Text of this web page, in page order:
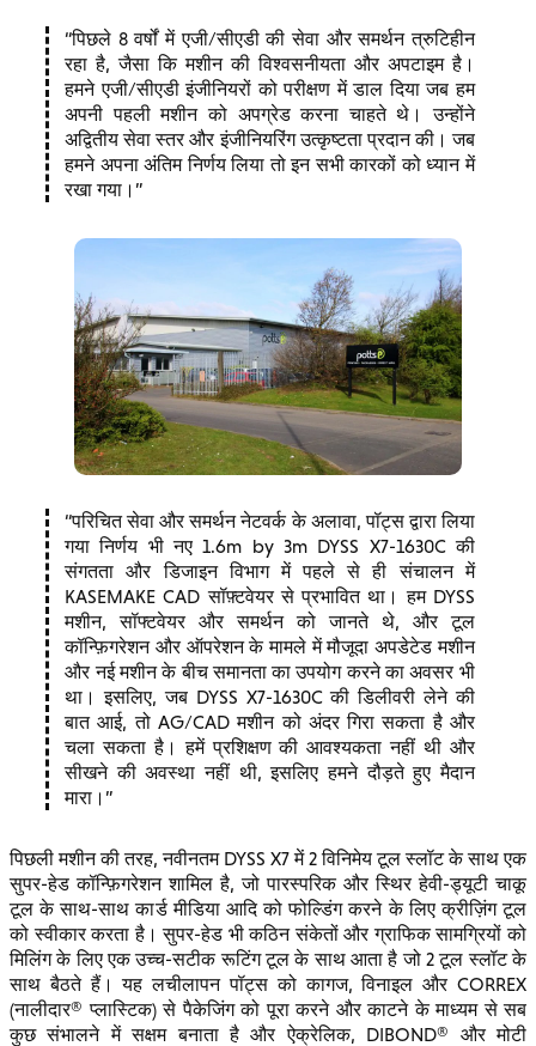
पिछले 8 वर्षों में एजी/सीएडी की सेवा और समर्थन त्रुटिहीन
रहा है, जैसा कि मशीन की विश्वसनीयता और अपटाइम है।
हमने एजी/सीएडी इंजीनियरों को परीक्षण में डाल दिया जब हम
अपनी पहली मशीन को अपग्रेड करना चाहते थे। उन्होंने
अद्वितीय सेवा स्तर और इंजीनियरिंग उत्कृष्टता प्रदान की। जब
हमने अपना अंतिम निर्णय लिया तो इन सभी कारकों को ध्यान में
रखा गया।
परिचित सेवा और समर्थन नेटवर्क के अलावा, पॉट्स द्वारा लिया
गया निर्णय भी नए 1.6m by 3m DYSS X7-1630C की
संगतता और डिजाइन विभाग में पहले से ही संचालन में
KASEMAKE CAD सॉफ़्टवेयर से प्रभावित था। हम DYSS
मशीन, सॉफ्टवेयर और समर्थन को जानते थे, और टूल
कॉन्फ़िगरेशन और ऑपरेशन के मामले में मौजूदा अपडेटेड मशीन
और नई मशीन के बीच समानता का उपयोग करने का अवसर भी
था। इसलिए, जब DYSS X7-1630C की डिलीवरी लेने की
बात आई, तो AG/CAD मशीन को अंदर गिरा सकता है और
चला सकता है। हमें प्रशिक्षण की आवश्यकता नहीं थी और
सीखने की अवस्था नहीं थी, इसलिए हमने दौड़ते हुए मैदान
मारा।
पिछली मशीन की तरह, नवीनतम DYSS X7 में 2 विनिमेय टूल स्लॉट के साथ एक
सुपर-हेड कॉन्फ़िगरेशन शामिल है, जो पारस्परिक और स्थिर हेवी-ड्यूटी चाकू
टूल के साथ-साथ कार्ड मीडिया आदि को फोल्डिंग करने के लिए क्रीज़िंग टूल
को स्वीकार करता है। सुपर-हेड भी कठिन संकेतों और ग्राफिक सामग्रियों को
मिलिंग के लिए एक उच्च-सटीक रूटिंग टूल के साथ आता है जो 2 टूल स्लॉट के
साथ बैठते हैं। यह लचीलापन पॉट्स को कागज, विनाइल और CORREX
(नालीदार® प्लास्टिक) से पैकेजिंग को पूरा करने और काटने के माध्यम से सब
कुछ संभालने में सक्षम बनाता है और ऐक्रेलिक, DIBOND® और मोटी